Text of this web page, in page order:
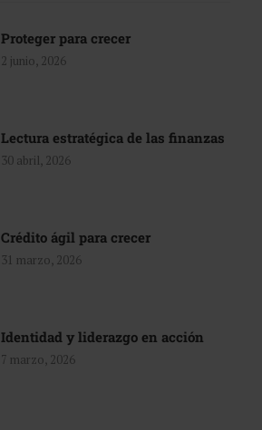
Proteger para crecer
2 junio, 2026
Lectura estratégica de las finanzas
30 abril, 2026
Crédito ágil para crecer
31 marzo, 2026
Identidad y liderazgo en acción
7 marzo, 2026